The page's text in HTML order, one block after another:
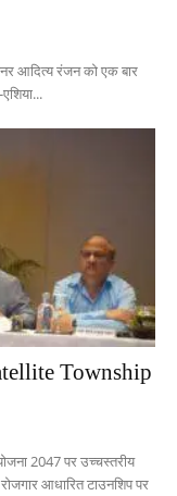
आदित्य रंजन को एक बार
Township
2047 पर उच्चस्तरीय
आधारित टाउनशिप पर